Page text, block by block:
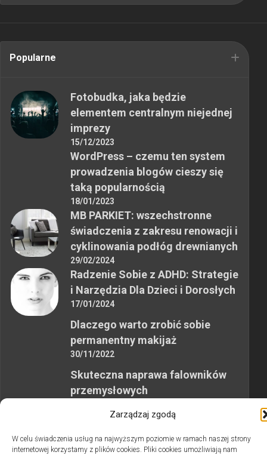
Zarządzaj zgodą
W celu świadczenia usług na najwyższym poziomie w ramach naszej strony
internetowej korzystamy z plików cookies. Pliki cookies umożliwiają nam
Popularne
Fotobudka, jaka będzie
elementem centralnym niejednej
imprezy
15/12/2023
WordPress – czemu ten system
prowadzenia blogów cieszy się
taką popularnością
18/01/2023
MB PARKIET: wszechstronne
świadczenia z zakresu renowacji i
cyklinowania podłóg drewnianych
29/02/2024
Radzenie Sobie z ADHD: Strategie
i Narzędzia Dla Dzieci i Dorosłych
17/01/2024
Dlaczego warto zrobić sobie
permanentny makijaż
30/11/2022
Skuteczna naprawa falowników
przemysłowych